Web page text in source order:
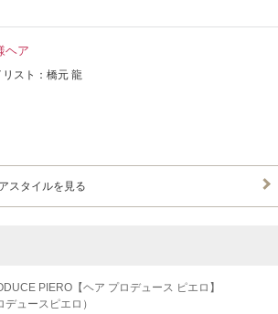
ヘア
リスト：橋元 龍
スタイルを見る
PIERO【ヘア プロデュース ピエロ】
デュースピエロ）